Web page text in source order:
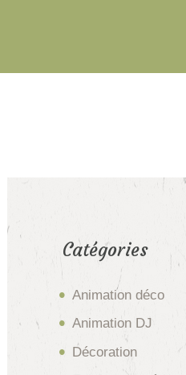
Catégories
Animation déco
Animation DJ
Décoration